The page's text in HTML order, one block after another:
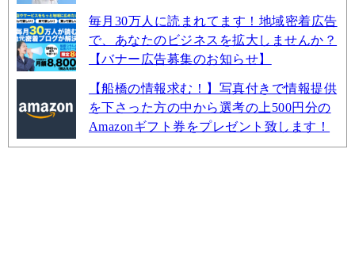
毎月30万人に読まれてます！地域密着広告
で、あなたのビジネスを拡大しませんか？
【バナー広告募集のお知らせ】
【船橋の情報求む！】写真付きで情報提供
を下さった方の中から選考の上500円分の
Amazonギフト券をプレゼント致します！